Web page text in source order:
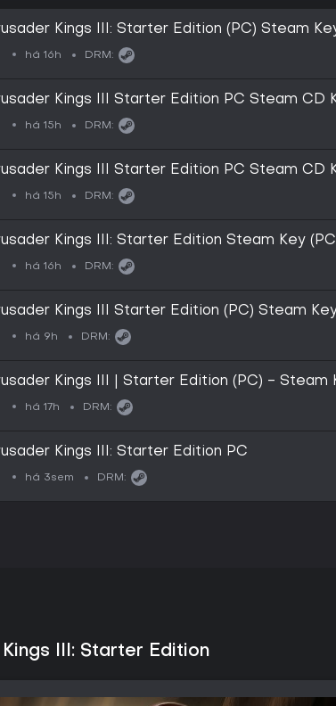
Kings III: Starter Edition (PC) Steam
há 16h DRM:
Kings III Starter Edition PC Steam CD
há 15h DRM:
Kings III Starter Edition PC Steam CD
há 15h DRM:
Kings III: Starter Edition Steam Key
há 16h DRM:
Kings III Starter Edition (PC) Steam
há 9h DRM:
Kings III | Starter Edition (PC) - Steam
há 17h DRM:
Kings III: Starter Edition PC
há 3sem DRM:
III: Starter Edition